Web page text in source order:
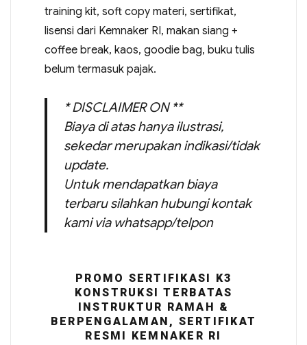
training kit, soft copy materi, sertifikat,
lisensi dari Kemnaker RI, makan siang +
coffee break, kaos, goodie bag, buku tulis
belum termasuk pajak.
* DISCLAIMER ON **
Biaya di atas hanya ilustrasi,
sekedar merupakan indikasi/tidak
update.
Untuk mendapatkan biaya
terbaru silahkan hubungi kontak
kami via whatsapp/telpon
PROMO SERTIFIKASI K3
KONSTRUKSI TERBATAS
INSTRUKTUR RAMAH &
BERPENGALAMAN, SERTIFIKAT
RESMI KEMNAKER RI